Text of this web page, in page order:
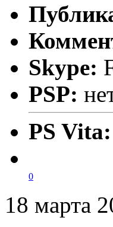
Skype:
PSP:
PS Vita:
0
18 марта